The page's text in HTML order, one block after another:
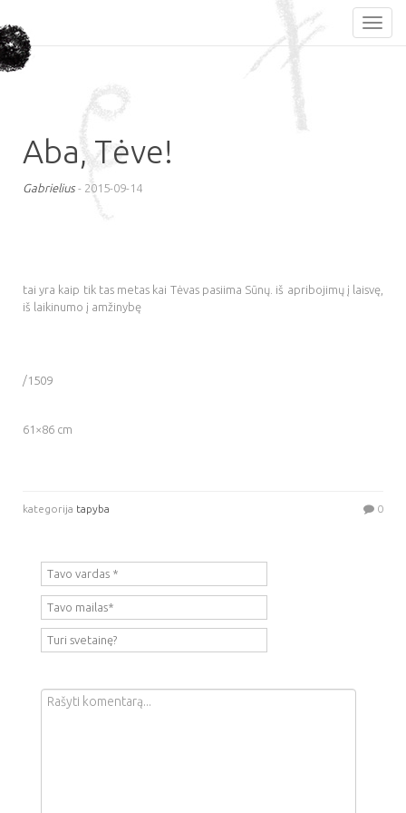
Aba, Tėve!
Gabrielius- 2015-09-14
tai yra kaip tik tas metas kai Tėvas pasiima Sūnų. iš apribojimų į laisvę,
iš laikinumo į amžinybę
/1509
61×86 cm
kategorija tapyba 0